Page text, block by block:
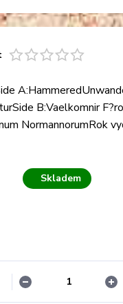
B:Vaelkomnir
NormannorumRok
Skladem